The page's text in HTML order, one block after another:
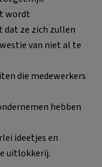
wordt
dat ze zich zullen
van niet al te
die medewerkers
hebben
ideetjes en
uitlokkerij.